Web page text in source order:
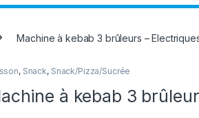
Machine à kebab 3 brûleurs –
, Snack, Snack/Pizza/Sucrée
à kebab 3